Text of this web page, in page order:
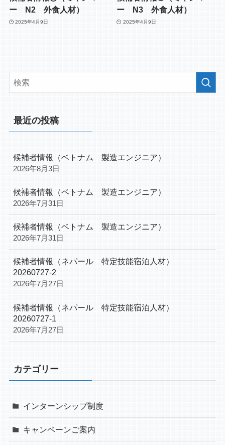
ー N2 外食人材）
2025年4月9日
ー N3 外食人材）
2025年4月9日
最近の投稿
候補者情報（ベトナム 製造エンジニア）
2026年8月3日
候補者情報（ベトナム 製造エンジニア）
2026年7月31日
候補者情報（ベトナム 製造エンジニア）
2026年7月31日
候補者情報（ネパール 特定技能宿泊人材）
20260727-2
2026年7月27日
候補者情報（ネパール 特定技能宿泊人材）
20260727-1
2026年7月27日
カテゴリー
インターンシップ制度
キャンペーンご案内